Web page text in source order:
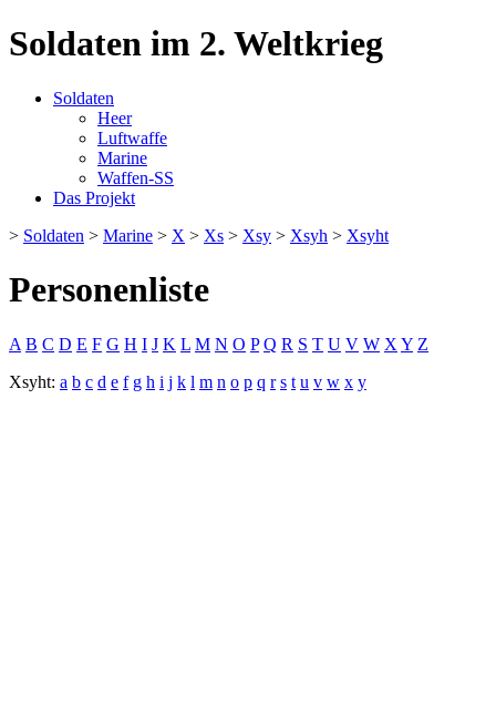
Soldaten im 2. Weltkrieg
Soldaten
Heer
Luftwaffe
Marine
Waffen-SS
Das Projekt
> Soldaten > Marine > X > Xs > Xsy > Xsyh > Xsyht
Personenliste
A B C D E F G H I J K L M N O P Q R S T U V W X Y Z
Xsyht: a b c d e f g h i j k l m n o p q r s t u v w x y